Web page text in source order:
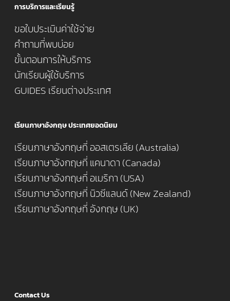
การบริการและเรียนรู้
ขอใบประเมินค่าใช้จ่าย
คำถามที่พบบ่อย
ขั้นตอนการให้บริการ
นักเรียนผู้ใช้บริการ
GUIDES เรียนต่างประเทศ
เรียนภาษาอังกฤษ ประเทศยอดนิยม
เรียนภาษาอังกฤษที่ ออสเตรเลีย (Australia)
เรียนภาษาอังกฤษที่ แคนาดา (Canada)
เรียนภาษาอังกฤษที่ อเมริกา (USA)
เรียนภาษาอังกฤษที่ นิวซีแลนด์ (New Zealand)
เรียนภาษาอังกฤษที่ อังกฤษ (UK)
Contact Us